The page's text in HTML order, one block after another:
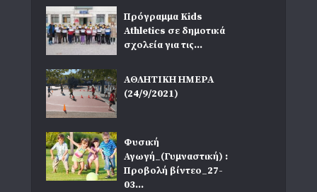
Πρόγραμμα Kids
Athletics σε δημοτικά
σχολεία για τις...
ΑΘΛΗΤΙΚΗ ΗΜΕΡΑ
(24/9/2021)
Φυσική
Αγωγή_(Γυμναστική) :
Προβολή βίντεο_27-
03...